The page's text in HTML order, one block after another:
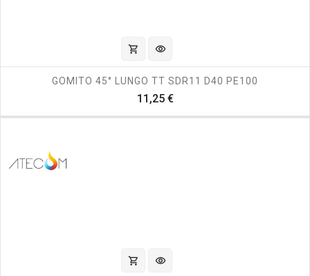
shopping_cart visibility
GOMITO 45° LUNGO TT SDR11 D40 PE100
11,25 €Prezzo
shopping_cart visibility